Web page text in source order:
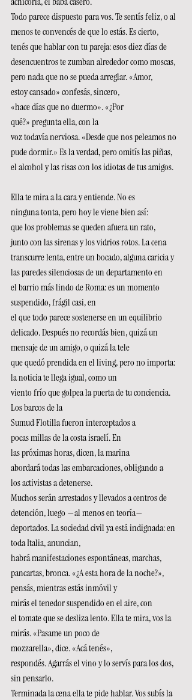
Todo parece dispuesto para vos. Te sentís feliz, o al
menos te convencés de que lo estás. Es cierto,
tenés que hablar con tu pareja: esos diez días de
desencuentros te zumban alrededor como moscas,
pero nada que no se pueda arreglar. «Amor,
estoy cansado» confesás, sincero,
«hace días que no duermo». «¿Por
qué?» pregunta ella, con la
voz todavía nerviosa. «Desde que nos peleamos no
pude dormir.» Es la verdad, pero omitís las piñas,
el alcohol y las risas con los idiotas de tus amigos.
Ella te mira a la cara y entiende. No es
ninguna tonta, pero hoy le viene bien así:
que los problemas se queden afuera un rato,
junto con las sirenas y los vidrios rotos. La cena
transcurre lenta, entre un bocado, alguna caricia y
las paredes silenciosas de un departamento en
el barrio más lindo de Roma: es un momento
suspendido, frágil casi, en
el que todo parece sostenerse en un equilibrio
delicado. Después no recordás bien, quizá un
mensaje de un amigo, o quizá la tele
que quedó prendida en el living, pero no importa:
la noticia te llega igual, como un
viento frío que golpea la puerta de tu conciencia.
Los barcos de la
Sumud Flotilla fueron interceptados a
pocas millas de la costa israelí. En
las próximas horas, dicen, la marina
abordará todas las embarcaciones, obligando a
los activistas a detenerse.
Muchos serán arrestados y llevados a centros de
detención, luego —al menos en teoría—
deportados. La sociedad civil ya está indignada: en
toda Italia, anuncian,
habrá manifestaciones espontáneas, marchas,
pancartas, bronca. «¿A esta hora de la noche?»,
pensás, mientras estás inmóvil y
mirás el tenedor suspendido en el aire, con
el tomate que se desliza lento. Ella te mira, vos la
mirás. «Pasame un poco de
mozzarella», dice. «Acá tenés»,
respondés. Agarrás el vino y lo servís para los dos,
sin pensarlo.
Terminada la cena ella te pide hablar. Vos subís la